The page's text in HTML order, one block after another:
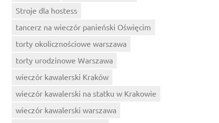
Stroje dla hostess
tancerz na wieczór panieński Oświęcim
torty okolicznościowe warszawa
torty urodzinowe Warszawa
wieczór kawalerski Kraków
wieczór kawalerski na statku w Krakowie
wieczór kawalerski warszawa